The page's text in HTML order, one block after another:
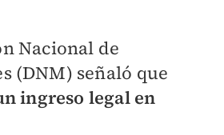
Nacional de
(DNM) señaló que
ingreso legal en